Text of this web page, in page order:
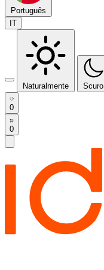
Português
IT
Naturalmente Scuro
0
0